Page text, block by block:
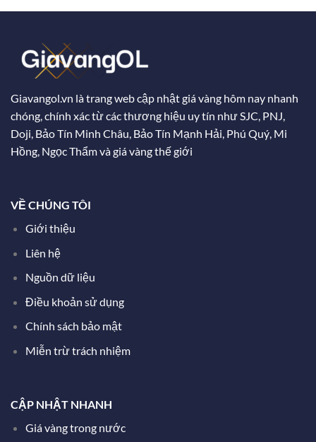
Giavangol.vn là trang web cập nhật giá vàng hôm nay nhanh
chóng, chính xác từ các thương hiệu uy tín như SJC, PNJ,
Doji, Bảo Tín Minh Châu, Bảo Tín Mạnh Hải, Phú Quý, Mi
Hồng, Ngọc Thẩm và giá vàng thế giới
VỀ CHÚNG TÔI
Giới thiệu
Liên hệ
Nguồn dữ liệu
Điều khoản sử dụng
Chính sách bảo mật
Miễn trừ trách nhiệm
CẬP NHẬT NHANH
Giá vàng trong nước